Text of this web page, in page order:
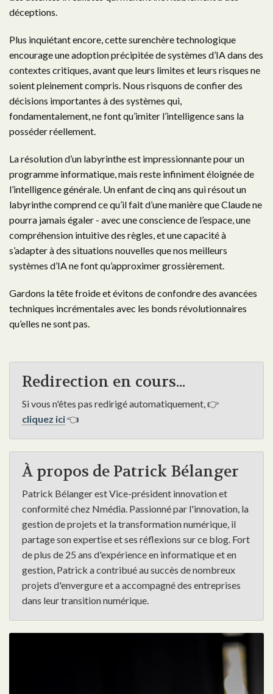
déceptions.
Plus inquiétant encore, cette surenchère technologique
encourage une adoption précipitée de systèmes d’IA dans des
contextes critiques, avant que leurs limites et leurs risques ne
soient pleinement compris. Nous risquons de confier des
décisions importantes à des systèmes qui,
fondamentalement, ne font qu’imiter l’intelligence sans la
posséder réellement.
La résolution d’un labyrinthe est impressionnante pour un
programme informatique, mais reste infiniment éloignée de
l’intelligence générale. Un enfant de cinq ans qui résout un
labyrinthe comprend ce qu’il fait d’une manière que Claude ne
pourra jamais égaler - avec une conscience de l’espace, une
compréhension intuitive des règles, et une capacité à
s’adapter à des situations nouvelles que nos meilleurs
systèmes d’IA ne font qu’approximer grossièrement.
Gardons la tête froide et évitons de confondre des avancées
techniques incrémentales avec les bonds révolutionnaires
qu’elles ne sont pas.
Redirection en cours...
Si vous n'êtes pas redirigé automatiquement, 👉
cliquez ici👈
À propos de Patrick Bélanger
Patrick Bélanger est Vice-président innovation et
conformité chez Nmédia. Passionné par l'innovation, la
gestion de projets et la transformation numérique, il
partage son expertise et ses réflexions sur ce blog. Fort
de plus de 25 ans d'expérience en informatique et en
gestion, Patrick a contribué au succès de nombreux
projets d'envergure et a accompagné des entreprises
dans leur transition numérique.